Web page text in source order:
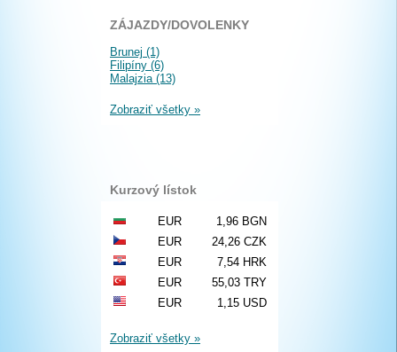
ZÁJAZDY/DOVOLENKY
Brunej (1)
Filipíny (6)
Malajzia (13)
Zobraziť všetky »
Kurzový lístok
EUR
1,96 BGN
EUR
24,26 CZK
EUR
7,54 HRK
EUR
55,03 TRY
EUR
1,15 USD
Zobraziť všetky »